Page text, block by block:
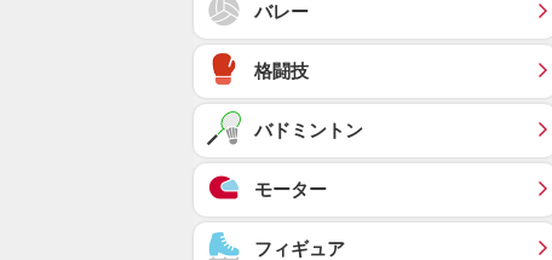
バレー
格闘技
バドミントン
モーター
フィギュア